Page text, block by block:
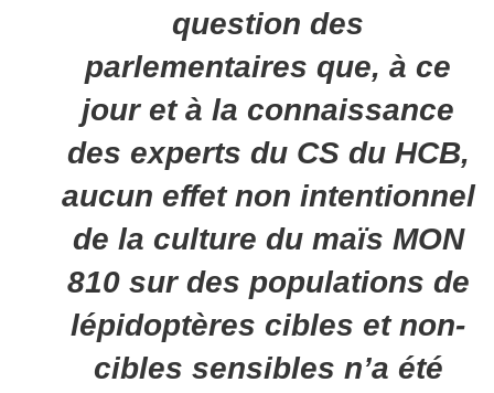
question des
parlementaires que, à ce
jour et à la connaissance
des experts du CS du HCB,
aucun effet non intentionnel
de la culture du maïs MON
810 sur des populations de
lépidoptères cibles et non-
cibles sensibles n’a été